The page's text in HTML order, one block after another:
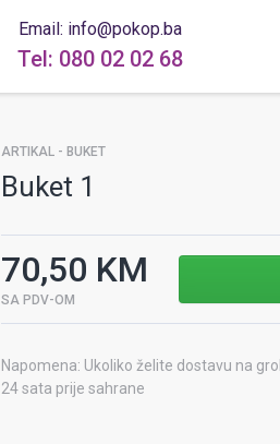
Email: info@pokop.ba
Tel: 080 02 02 68
ARTIKAL - BUKET
Buket 1
70,50 KM
SA PDV-OM
Napomena: Ukoliko želite dostavu na
24 sata prije sahrane